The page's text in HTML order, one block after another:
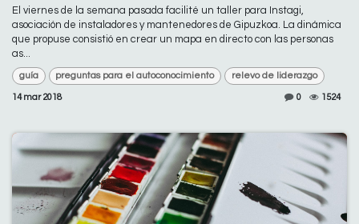
El viernes de la semana pasada facilité un taller para Instagi,
asociación de instaladores y mantenedores de Gipuzkoa. La dinámica
que propuse consistió en crear un mapa en directo con las personas
as...
guía preguntas para el autoconocimiento relevo de liderazgo
14 mar 2018 0 1524